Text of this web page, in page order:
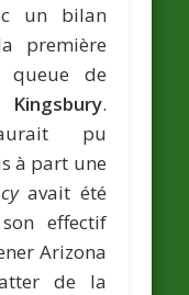
un bilan
première
de
Kingsbury.
pu
à part une
avait été
effectif
Arizona
de la